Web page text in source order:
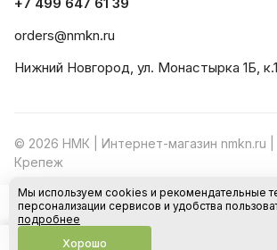
В корзину
orders@nmkn.ru
Нижний Новгород, ул. Монастырка 1Б, к.1
© 2026 НМК | Интернет-магазин nmkn.ru |
Крепеж
Мы используем cookies и рекомендательные
персонализации сервисов и удобства
подробнее
Хорошо